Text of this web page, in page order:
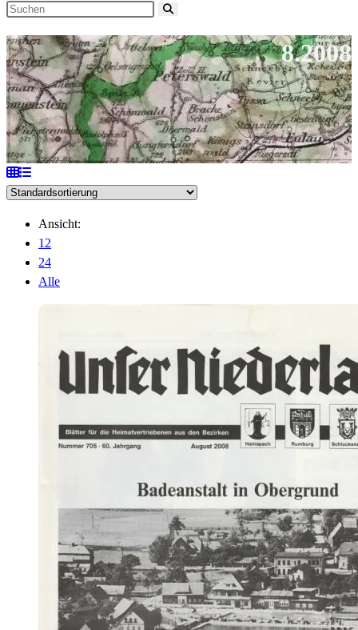
Diese
durchsuchen
8.2008
Ansicht:
12
24
Alle